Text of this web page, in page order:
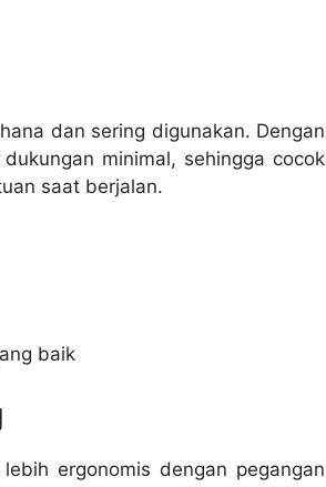
dan sering digunakan. Dengan
minimal, sehingga cocok
saat berjalan.
baik
ergonomis dengan pegangan